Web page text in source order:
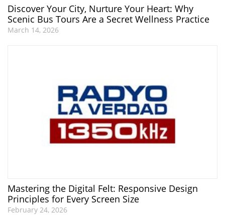
Discover Your City, Nurture Your Heart: Why
Scenic Bus Tours Are a Secret Wellness Practice
March 14, 2026
Mastering the Digital Felt: Responsive Design
Principles for Every Screen Size
February 24, 2026